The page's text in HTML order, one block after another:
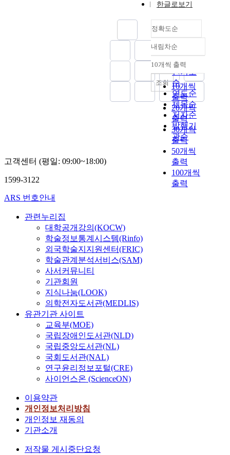
한글로보기
정확도순
정확도
순
인기도
순
연도순
제목순
저자순
발행기
관순
내림차순
내림차순
10개씩 출력
10개씩
출력
20개씩
출력
30개씩
출력
50개씩
출력
100개씩
출력
조회
고객센터 (평일: 09:00~18:00)
1599-3122
ARS 번호안내
관련누리집
대학공개강의(KOCW)
학술정보통계시스템(Rinfo)
외국학술지지원센터(FRIC)
학술관계분석서비스(SAM)
사서커뮤니티
기관회원
지식나눔(LOOK)
의학전자도서관(MEDLIS)
유관기관 사이트
교육부(MOE)
국립장애인도서관(NLD)
국립중앙도서관(NL)
국회도서관(NAL)
연구윤리정보포털(CRE)
사이언스온 (ScienceON)
이용약관
개인정보처리방침
개인정보 재동의
기관소개
저작물 게시중단요청